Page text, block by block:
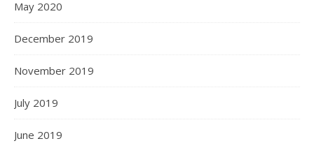
May 2020
December 2019
November 2019
July 2019
June 2019